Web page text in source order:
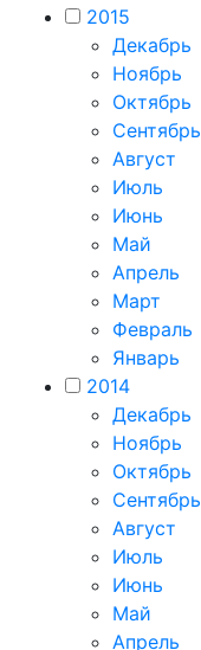
2015
Декабрь
Ноябрь
Октябрь
Сентябрь
Август
Июль
Июнь
Май
Апрель
Март
Февраль
Январь
2014
Декабрь
Ноябрь
Октябрь
Сентябрь
Август
Июль
Июнь
Май
Апрель